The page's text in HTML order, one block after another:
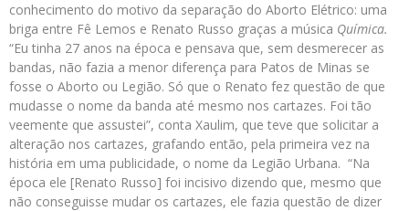
conhecimento do motivo da separação do Aborto Elétrico: uma
briga entre Fê Lemos e Renato Russo graças a música Química.
“Eu tinha 27 anos na época e pensava que, sem desmerecer as
bandas, não fazia a menor diferença para Patos de Minas se
fosse o Aborto ou Legião. Só que o Renato fez questão de que
mudasse o nome da banda até mesmo nos cartazes. Foi tão
veemente que assustei”, conta Xaulim, que teve que solicitar a
alteração nos cartazes, grafando então, pela primeira vez na
história em uma publicidade, o nome da Legião Urbana. “Na
época ele [Renato Russo] foi incisivo dizendo que, mesmo que
não conseguisse mudar os cartazes, ele fazia questão de dizer